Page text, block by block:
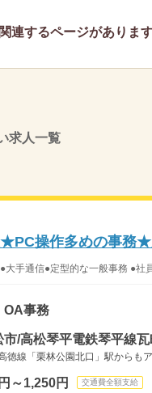
連するページがありま
求人一覧
★PC操作多めの事務
大手通信●定型的な一般事務 ●社
OA事務
/高松琴平電鉄琴平線瓦
徳線「栗林公園北口」駅からも
～1,250円 交通費全額支給